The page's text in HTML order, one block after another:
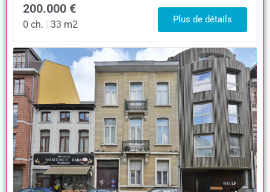
200.000 €
0 ch. | 33 m2 Plus de détails